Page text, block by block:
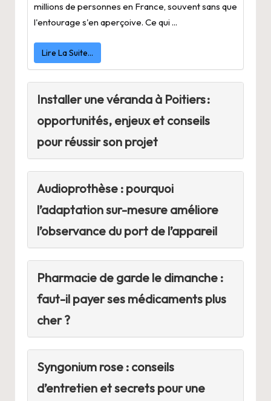
millions de personnes en France, souvent sans que
l'entourage s'en aperçoive. Ce qui ...
Lire La Suite…
Installer une véranda à Poitiers :
opportunités, enjeux et conseils
pour réussir son projet
Audioprothèse : pourquoi
l’adaptation sur-mesure améliore
l’observance du port de l’appareil
Pharmacie de garde le dimanche :
faut-il payer ses médicaments plus
cher ?
Syngonium rose : conseils
d’entretien et secrets pour une